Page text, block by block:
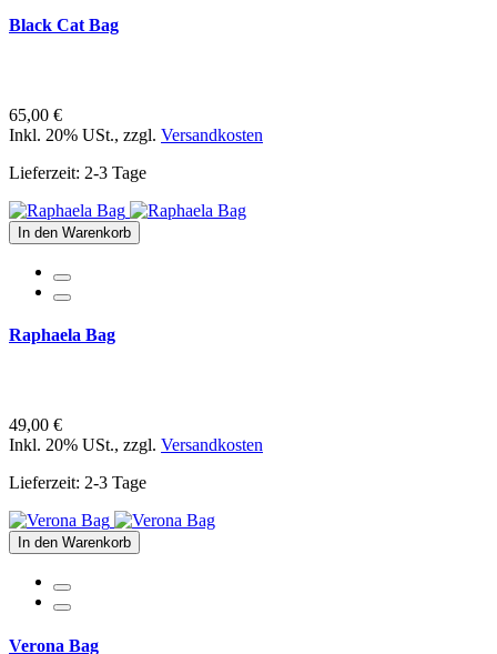
Black Cat Bag
65,00 €
Inkl. 20% USt., zzgl. Versandkosten
Lieferzeit: 2-3 Tage
In den Warenkorb
Raphaela Bag
49,00 €
Inkl. 20% USt., zzgl. Versandkosten
Lieferzeit: 2-3 Tage
In den Warenkorb
Verona Bag